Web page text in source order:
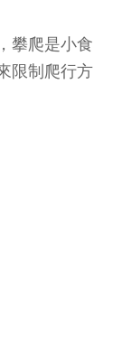
攀爬是小食
限制爬行方